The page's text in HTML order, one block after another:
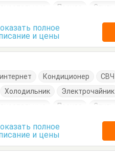
Посуда
Стулья
полное
и цены
Кондиционер
СВЧ
Холодильник
Электрочайник
Посуда
Стулья
полное
и цены